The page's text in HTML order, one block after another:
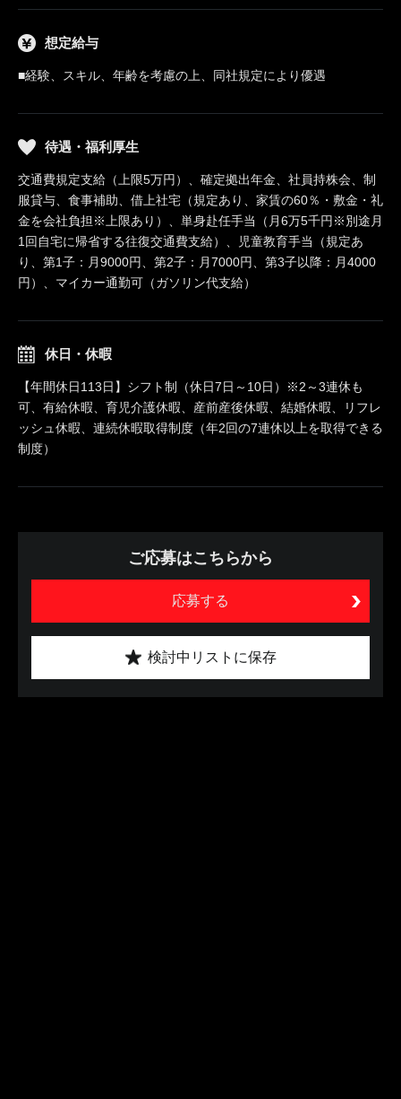
想定給与
■経験、スキル、年齢を考慮の上、同社規定により優遇
待遇・福利厚生
交通費規定支給（上限5万円）、確定拠出年金、社員持株会、制
服貸与、食事補助、借上社宅（規定あり、家賃の60％・敷金・礼
金を会社負担※上限あり）、単身赴任手当（月6万5千円※別途月
1回自宅に帰省する往復交通費支給）、児童教育手当（規定あ
り、第1子：月9000円、第2子：月7000円、第3子以降：月4000
円）、マイカー通勤可（ガソリン代支給）
休日・休暇
【年間休日113日】シフト制（休日7日～10日）※2～3連休も
可、有給休暇、育児介護休暇、産前産後休暇、結婚休暇、リフレ
ッシュ休暇、連続休暇取得制度（年2回の7連休以上を取得できる
制度）
ご応募はこちらから
応募する
検討中リストに保存